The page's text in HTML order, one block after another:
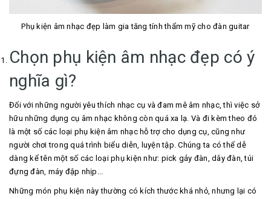
Phụ kiện âm nhạc đẹp làm gia tăng tính thẩm mỹ cho đàn guitar
Chọn phụ kiện âm nhạc đẹp có ý
nghĩa gì?
Đối với những người yêu thích nhạc cụ và đam mê âm nhạc, thì việc sở
hữu những dụng cụ âm nhạc không còn quá xa lạ. Và đi kèm theo đó
là một số các loại phụ kiện âm nhạc hỗ trợ cho dụng cụ, cũng như
người chơi trong quá trình biểu diễn, luyện tập. Chúng ta có thể dễ
dàng kể tên một số các loại phụ kiện như: pick gảy đàn, dây đàn, túi
đựng đàn, máy đập nhịp...
Những món phụ kiện này thường có kích thước khá nhỏ, nhưng lại có